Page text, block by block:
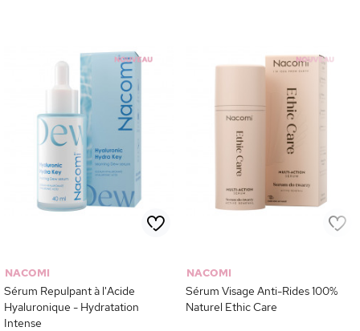
NACOMI
Sérum Repulpant à l'Acide
Hyaluronique - Hydratation
Intense
NACOMI
Sérum Visage Anti-Rides 100%
Naturel Ethic Care